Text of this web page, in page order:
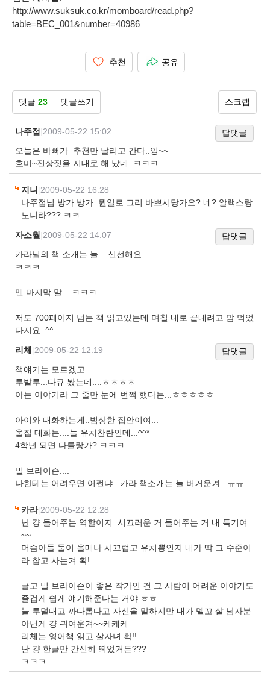
http://www.suksuk.co.kr/momboard/read.php?
table=BEC_001&number=40986
추천 공유
댓글 23 댓글쓰기 스크랩
나주접 2009-05-22 15:02
답댓글
오늘은 바뻐가 추천만 날리고 간다..잉~~
흐미~진상짓을 지대로 해 났네..ㅋㅋㅋ
지니 2009-05-22 16:28
나주접님 방가 방가..뭔일로 그리 바쁘시당가요? 네? 알랙스랑
노니라??? ㅋㅋ
자소월 2009-05-22 14:07
답댓글
카라님의 책 소개는 늘... 신선해요.
ㅋㅋㅋ
맨 마지막 말... ㅋㅋㅋ
저도 700페이지 넘는 책 읽고있는데 며칠 내로 끝내려고 맘 먹었
다지요. ^^
리체 2009-05-22 12:19
답댓글
책얘기는 모르겠고....
투발루...다큐 봤는데....ㅎㅎㅎㅎ
아는 이야기라 그 줄만 눈에 번쩍 했다는...ㅎㅎㅎㅎㅎ
아이와 대화하는게..범상한 집안이여...
울집 대화는....늘 유치찬란인데...^^*
4학년 되면 다를랑가? ㅋㅋㅋ
빌 브라이슨....
나한테는 어려우면 어쩐댜...카라 책소개는 늘 버거운겨...ㅠㅠ
카라| 2009-05-22 12:28
난 걍 들어주는 역할이지. 시끄러운 거 들어주는 거 내 특기여
~~
머슴아들 둘이 을매나 시끄럽고 유치뽕인지 내가 딱 그 수준이
라 참고 사는겨 확!
글고 빌 브라이슨이 좋은 작가인 건 그 사람이 어려운 이야기도
즐겁게 쉽게 얘기해준다는 거야 ㅎㅎ
늘 투덜대고 까다롭다고 자신을 말하지만 내가 델꼬 살 남자분
아닌게 걍 귀여운겨~~케케케
리체는 영어책 읽고 살자녀 확!!
난 걍 한글만 간신히 띄었거든???
ㅋㅋㅋ